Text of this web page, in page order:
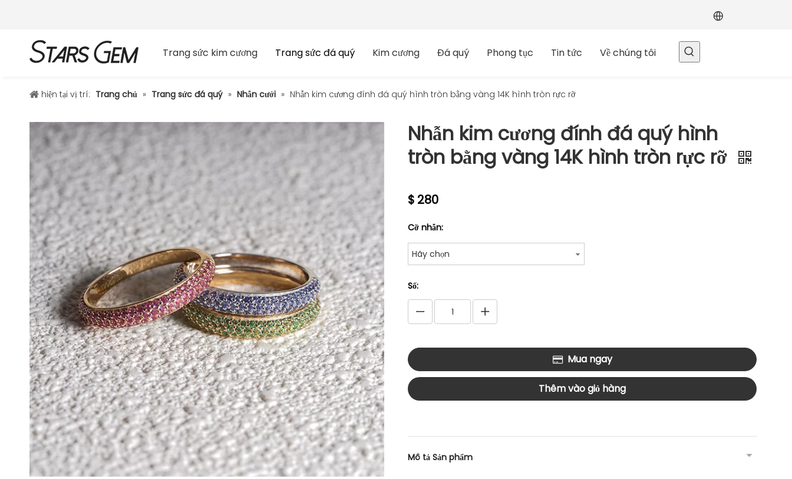
Trang sức kim cương Trang sức đá quý Kim cương Đá quý Phong tục Tin tức Về chúng tôi
hiện tại vị trí: Trang chủ » Trang sức đá quý » Nhẫn cưới » Nhẫn kim cương đính đá quý hình tròn bằng vàng 14K hình tròn rực rỡ
Nhẫn kim cương đính đá quý hình
tròn bằng vàng 14K hình tròn rực rỡ
$ 280
Cỡ nhẫn:
Hãy chọn
Số:
Mua ngay
Thêm vào giỏ hàng
Mô tả Sản phẩm